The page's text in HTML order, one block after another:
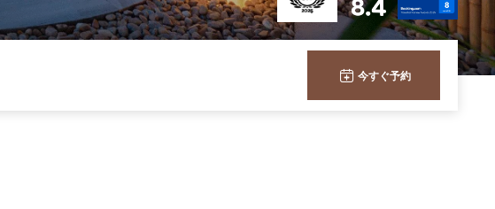
今すぐ予約